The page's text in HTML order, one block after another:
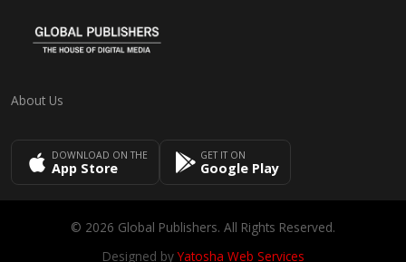
About Us
DOWNLOAD ON THE
App Store
GET IT ON
Google Play
© 2026 Global Publishers. All Rights Reserved.
Designed byYatosha Web Services